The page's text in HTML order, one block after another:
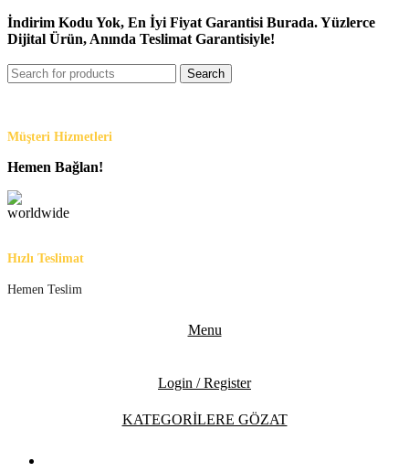
İndirim Kodu Yok, En İyi Fiyat Garantisi Burada. Yüzlerce
Dijital Ürün, Anında Teslimat Garantisiyle!
Search
Müşteri Hizmetleri
Hemen Bağlan!
Hızlı Teslimat
Hemen Teslim
Menu
Login / Register
KATEGORİLERE GÖZAT